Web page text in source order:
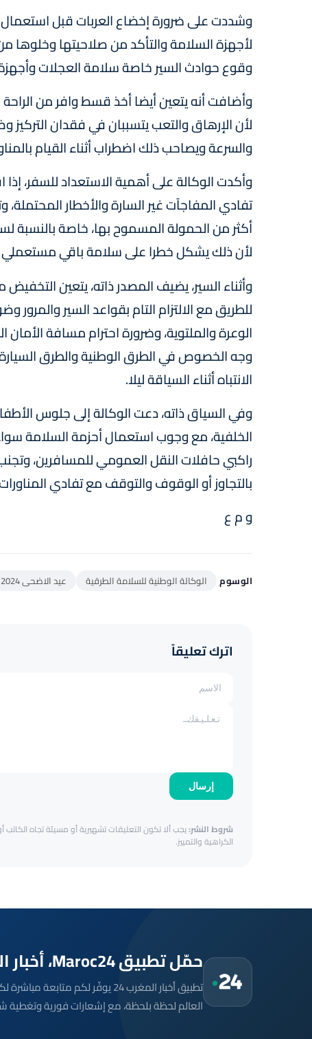
وشددت على ضرورة إخضاع العربات قبل استعمال
لأجهزة السلامة والتأكد من صلاحيتها وخلوها
وقوع حوادث السير خاصة سلامة العجلات وأجهزة
وأضافت أنه يتعين أيضا أخذ قسط وافر من
لأن الإرهاق والتعب يتسببان في فقدان التركيز
والسرعة ويصاحب ذلك اضطراب أثناء القيام
وأكدت الوكالة على أهمية الاستعداد للسفر،
تفادي المفاجآت غير السارة والأخطار
أكثر من الحمولة المسموح بها، خاصة بالنسبة
لأن ذلك يشكل خطرا على سلامة باقي مستعملي
وأثناء السير، يضيف المصدر ذاته، يتعين
للطريق مع الالتزام التام بقواعد السير
الوعرة والملتوية، وضرورة احترام مسافة
وجه الخصوص في الطرق الوطنية والطرق
الانتباه أثناء السياقة ليلا.
وفي السياق ذاته، دعت الوكالة إلى جلوس
الخلفية، مع وجوب استعمال أحزمة السلامة سواء
راكبي حافلات النقل العمومي للمسافرين،
بالتجاوز أو الوقوف والتوقف مع تفادي
و م ع
الوسوم الوكالة الوطنية للسلامة الطرقية عيد الاضحى 2024
اترك تعليقاً
إرسال
شروط النشر:يجب ألا تكون التعليقات تشهيرية أو مسيئة تجاه
الكراهية والتمييز.
حمّل تطبيق Maroc24، أخبار المغرب تصلك أولاً
تطبيق أخبار المغرب 24 يوفّر لكم
العالم لحظة بلحظة، مع إشعارات فورية